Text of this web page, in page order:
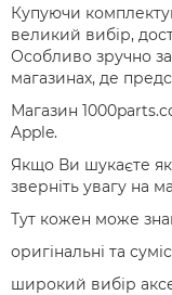
Купуючи
великий вибір,
Особливо зручно
магазинах, де
Магазин
Apple.
Якщо Ви шукаєте
зверніть увагу на
Тут кожен може
оригінальні та
широкий вибір